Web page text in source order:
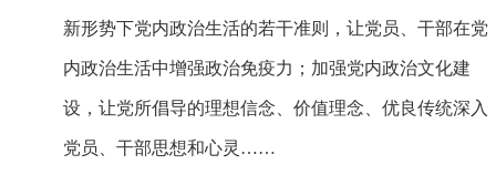
新形势下党内政治生活的若干准则，让党员、干部在党
内政治生活中增强政治免疫力；加强党内政治文化建
设，让党所倡导的理想信念、价值理念、优良传统深入
党员、干部思想和心灵……